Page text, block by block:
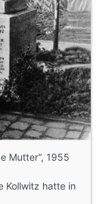
Mutter“, 1955
Kollwitz hatte in